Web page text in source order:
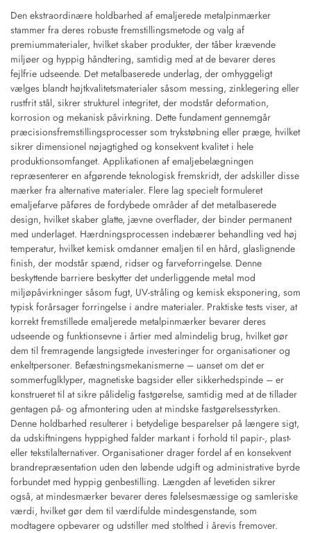
Den ekstraordinære holdbarhed af emaljerede metalpinmærker
stammer fra deres robuste fremstillingsmetode og valg af
premiummaterialer, hvilket skaber produkter, der tåber krævende
miljøer og hyppig håndtering, samtidig med at de bevarer deres
fejlfrie udseende. Det metalbaserede underlag, der omhyggeligt
vælges blandt højtkvalitetsmaterialer såsom messing, zinklegering eller
rustfrit stål, sikrer strukturel integritet, der modstår deformation,
korrosion og mekanisk påvirkning. Dette fundament gennemgår
præcisionsfremstillingsprocesser som trykstøbning eller præge, hvilket
sikrer dimensionel nøjagtighed og konsekvent kvalitet i hele
produktionsomfanget. Applikationen af emaljebelægningen
repræsenterer en afgørende teknologisk fremskridt, der adskiller disse
mærker fra alternative materialer. Flere lag specielt formuleret
emaljefarve påføres de fordybede områder af det metalbaserede
design, hvilket skaber glatte, jævne overflader, der binder permanent
med underlaget. Hærdningsprocessen indebærer behandling ved høj
temperatur, hvilket kemisk omdanner emaljen til en hård, glaslignende
finish, der modstår spænd, ridser og farveforringelse. Denne
beskyttende barriere beskytter det underliggende metal mod
miljøpåvirkninger såsom fugt, UV-stråling og kemisk eksponering, som
typisk forårsager forringelse i andre materialer. Praktiske tests viser, at
korrekt fremstillede emaljerede metalpinmærker bevarer deres
udseende og funktionsevne i årtier med almindelig brug, hvilket gør
dem til fremragende langsigtede investeringer for organisationer og
enkeltpersoner. Befæstningsmekanismerne – uanset om det er
sommerfuglklyper, magnetiske bagsider eller sikkerhedspinde – er
konstrueret til at sikre pålidelig fastgørelse, samtidig med at de tillader
gentagen på- og afmontering uden at mindske fastgørelsesstyrken.
Denne holdbarhed resulterer i betydelige besparelser på længere sigt,
da udskiftningens hyppighed falder markant i forhold til papir-, plast-
eller tekstilalternativer. Organisationer drager fordel af en konsekvent
brandrepræsentation uden den løbende udgift og administrative byrde
forbundet med hyppig genbestilling. Længden af levetiden sikrer
også, at mindesmærker bevarer deres følelsesmæssige og samleriske
værdi, hvilket gør dem til værdifulde mindesgenstande, som
modtagere opbevarer og udstiller med stolthed i årevis fremover.